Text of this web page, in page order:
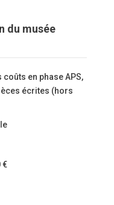
du musée
en phase APS,
écrites (hors
€